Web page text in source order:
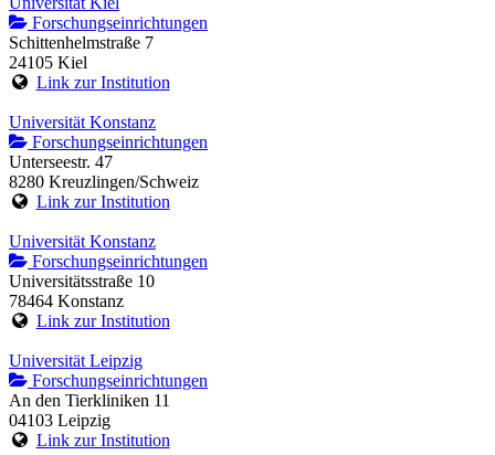
Forschungseinrichtungen
Schittenhelmstraße 7
24105 Kiel
Link zur Institution
Universität Konstanz
Forschungseinrichtungen
Unterseestr. 47
8280 Kreuzlingen/Schweiz
Link zur Institution
Universität Konstanz
Forschungseinrichtungen
Universitätsstraße 10
78464 Konstanz
Link zur Institution
Universität Leipzig
Forschungseinrichtungen
An den Tierkliniken 11
04103 Leipzig
Link zur Institution